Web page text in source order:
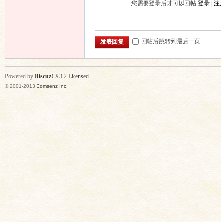
您需要登录后才可以回帖 登录 注
发表回复 回帖后跳转到最后一页
Powered by Discuz! X3.2 Licensed
© 2001-2013 Comsenz Inc.